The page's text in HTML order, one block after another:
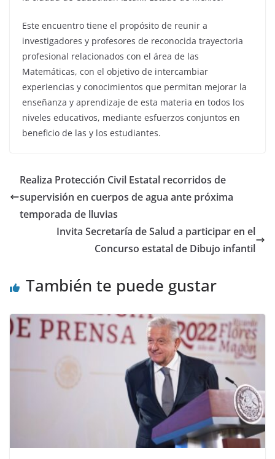
Este encuentro tiene el propósito de reunir a
investigadores y profesores de reconocida trayectoria
profesional relacionados con el área de las
Matemáticas, con el objetivo de intercambiar
experiencias y conocimientos que permitan mejorar la
enseñanza y aprendizaje de esta materia en todos los
niveles educativos, mediante esfuerzos conjuntos en
beneficio de las y los estudiantes.
Realiza Protección Civil Estatal recorridos de
supervisión en cuerpos de agua ante próxima
temporada de lluvias
Invita Secretaría de Salud a participar en el
Concurso estatal de Dibujo infantil
También te puede gustar